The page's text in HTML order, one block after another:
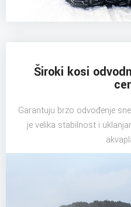
Široki kosi
Garantuju brzo odvođenje
je velika stabilnost i